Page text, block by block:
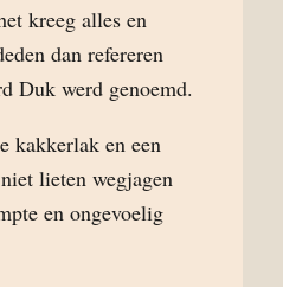
kreeg alles en
dan refereren
Duk werd genoemd.
kakkerlak en een
lieten wegjagen
en ongevoelig